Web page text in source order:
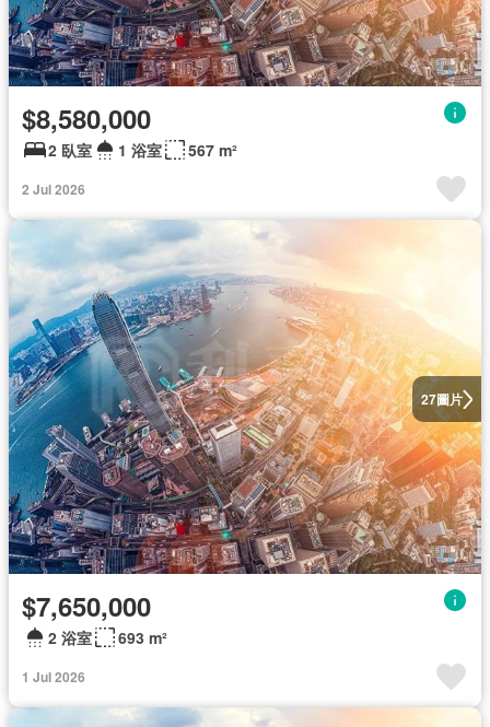
$8,580,000
2 臥室 1 浴室 567 m²
2 Jul 2026
27圖片
$7,650,000
2 浴室 693 m²
1 Jul 2026